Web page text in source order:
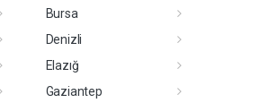
Bursa
Denizli
Elazığ
Gaziantep